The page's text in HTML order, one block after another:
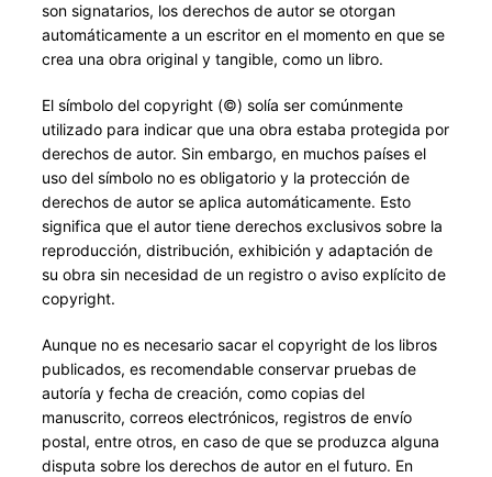
son signatarios, los derechos de autor se otorgan
automáticamente a un escritor en el momento en que se
crea una obra original y tangible, como un libro.
El símbolo del copyright (©) solía ser comúnmente
utilizado para indicar que una obra estaba protegida por
derechos de autor. Sin embargo, en muchos países el
uso del símbolo no es obligatorio y la protección de
derechos de autor se aplica automáticamente. Esto
significa que el autor tiene derechos exclusivos sobre la
reproducción, distribución, exhibición y adaptación de
su obra sin necesidad de un registro o aviso explícito de
copyright.
Aunque no es necesario sacar el copyright de los libros
publicados, es recomendable conservar pruebas de
autoría y fecha de creación, como copias del
manuscrito, correos electrónicos, registros de envío
postal, entre otros, en caso de que se produzca alguna
disputa sobre los derechos de autor en el futuro. En